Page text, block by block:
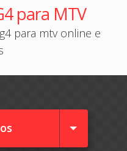
para MTV
para mtv online e